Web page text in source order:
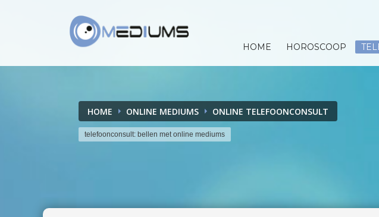
HOME HOROSCOOP
HOME ONLINE MEDIUMS ONLINE TELEFOONCONSULT
telefoonconsult: bellen met online mediums